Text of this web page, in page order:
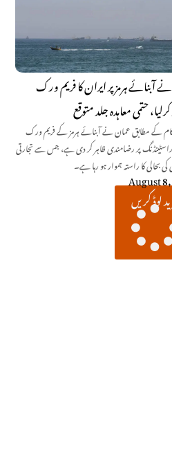
آبنائے ہرمز پر ایران کا فریم ورک
حتمی معاہدہ جلد متوقع
کے مطابق عمان نے آبنائے ہرمز کے فریم ورک
پر رضامندی ظاہر کر دی ہے، جس سے تجارتی
کی بحالی کا راستہ ہموار ہو رہا ہے۔
August
لوڈ کریں